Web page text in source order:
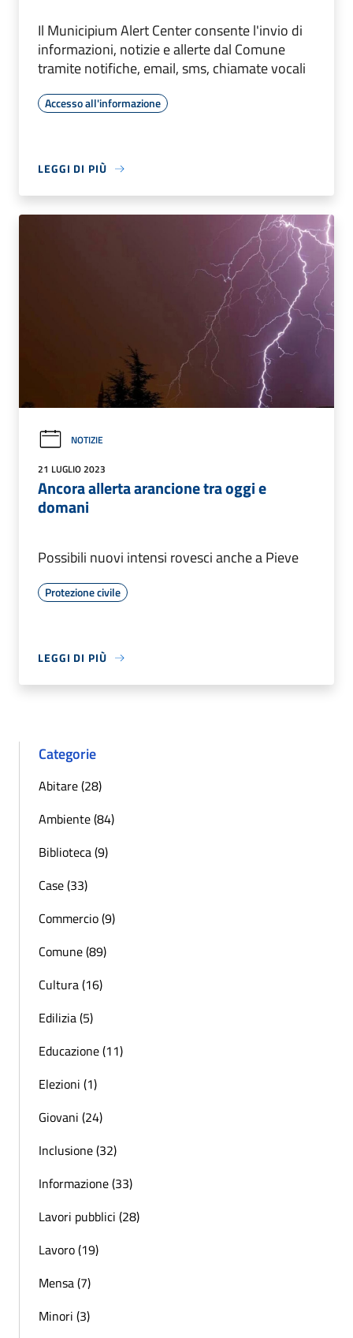
Il Municipium Alert Center consente l'invio di
informazioni, notizie e allerte dal Comune
tramite notifiche, email, sms, chiamate vocali
Accesso all'informazione
LEGGI DI PIÙ
NOTIZIE
21 LUGLIO 2023
Ancora allerta arancione tra oggi e
domani
Possibili nuovi intensi rovesci anche a Pieve
Protezione civile
LEGGI DI PIÙ
Categorie
Abitare (28)
Ambiente (84)
Biblioteca (9)
Case (33)
Commercio (9)
Comune (89)
Cultura (16)
Edilizia (5)
Educazione (11)
Elezioni (1)
Giovani (24)
Inclusione (32)
Informazione (33)
Lavori pubblici (28)
Lavoro (19)
Mensa (7)
Minori (3)